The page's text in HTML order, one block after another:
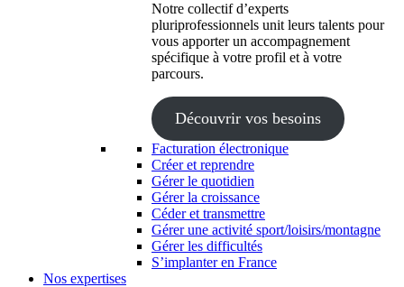
Notre collectif d’experts
pluriprofessionnels unit leurs talents pour
vous apporter un accompagnement
spécifique à votre profil et à votre
parcours.
Découvrir vos besoins
Facturation électronique
Créer et reprendre
Gérer le quotidien
Gérer la croissance
Céder et transmettre
Gérer une activité sport/loisirs/montagne
Gérer les difficultés
S’implanter en France
Nos expertises